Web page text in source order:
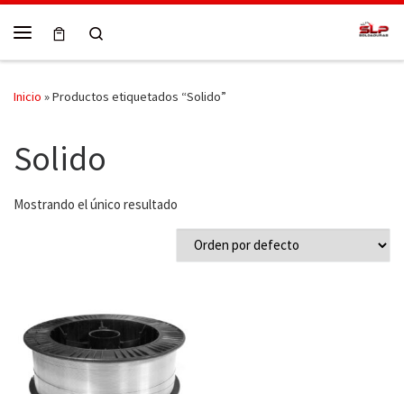
Skip to content
Inicio »Productos etiquetados “Solido”
Solido
Mostrando el único resultado